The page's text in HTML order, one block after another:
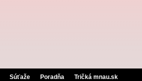
Súťaže Poradňa Tričká mnau.sk